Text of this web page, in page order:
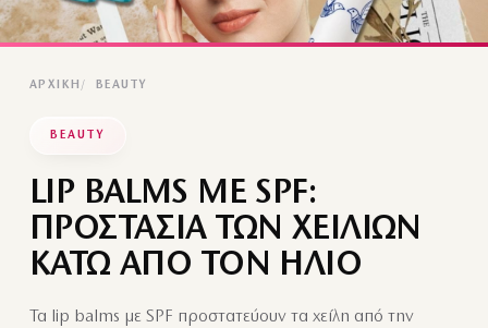
ΑΡΧΙΚΉ BEAUTY
BEAUTY
LIP BALMS ΜΕ SPF:
ΠΡΟΣΤΑΣΙΑ ΤΩΝ ΧΕΙΛΙΩΝ
ΚΑΤΩ ΑΠΟ ΤΟΝ ΗΛΙΟ
Τα lip balms με SPF προστατεύουν τα χείλη από την